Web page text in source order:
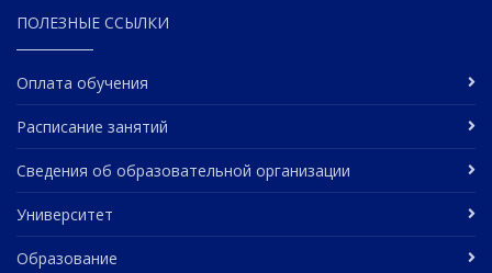
ПОЛЕЗНЫЕ ССЫЛКИ
Оплата обучения
Расписание занятий
Сведения об образовательной организации
Университет
Образование